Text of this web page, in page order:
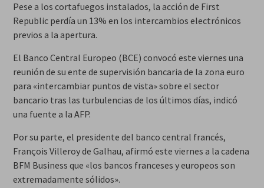
Pese a los cortafuegos instalados, la acción de First
Republic perdía un 13% en los intercambios electrónicos
previos a la apertura.
El Banco Central Europeo (BCE) convocó este viernes una
reunión de su ente de supervisión bancaria de la zona euro
para «intercambiar puntos de vista» sobre el sector
bancario tras las turbulencias de los últimos días, indicó
una fuente a la AFP.
Por su parte, el presidente del banco central francés,
François Villeroy de Galhau, afirmó este viernes a la cadena
BFM Business que «los bancos franceses y europeos son
extremadamente sólidos».